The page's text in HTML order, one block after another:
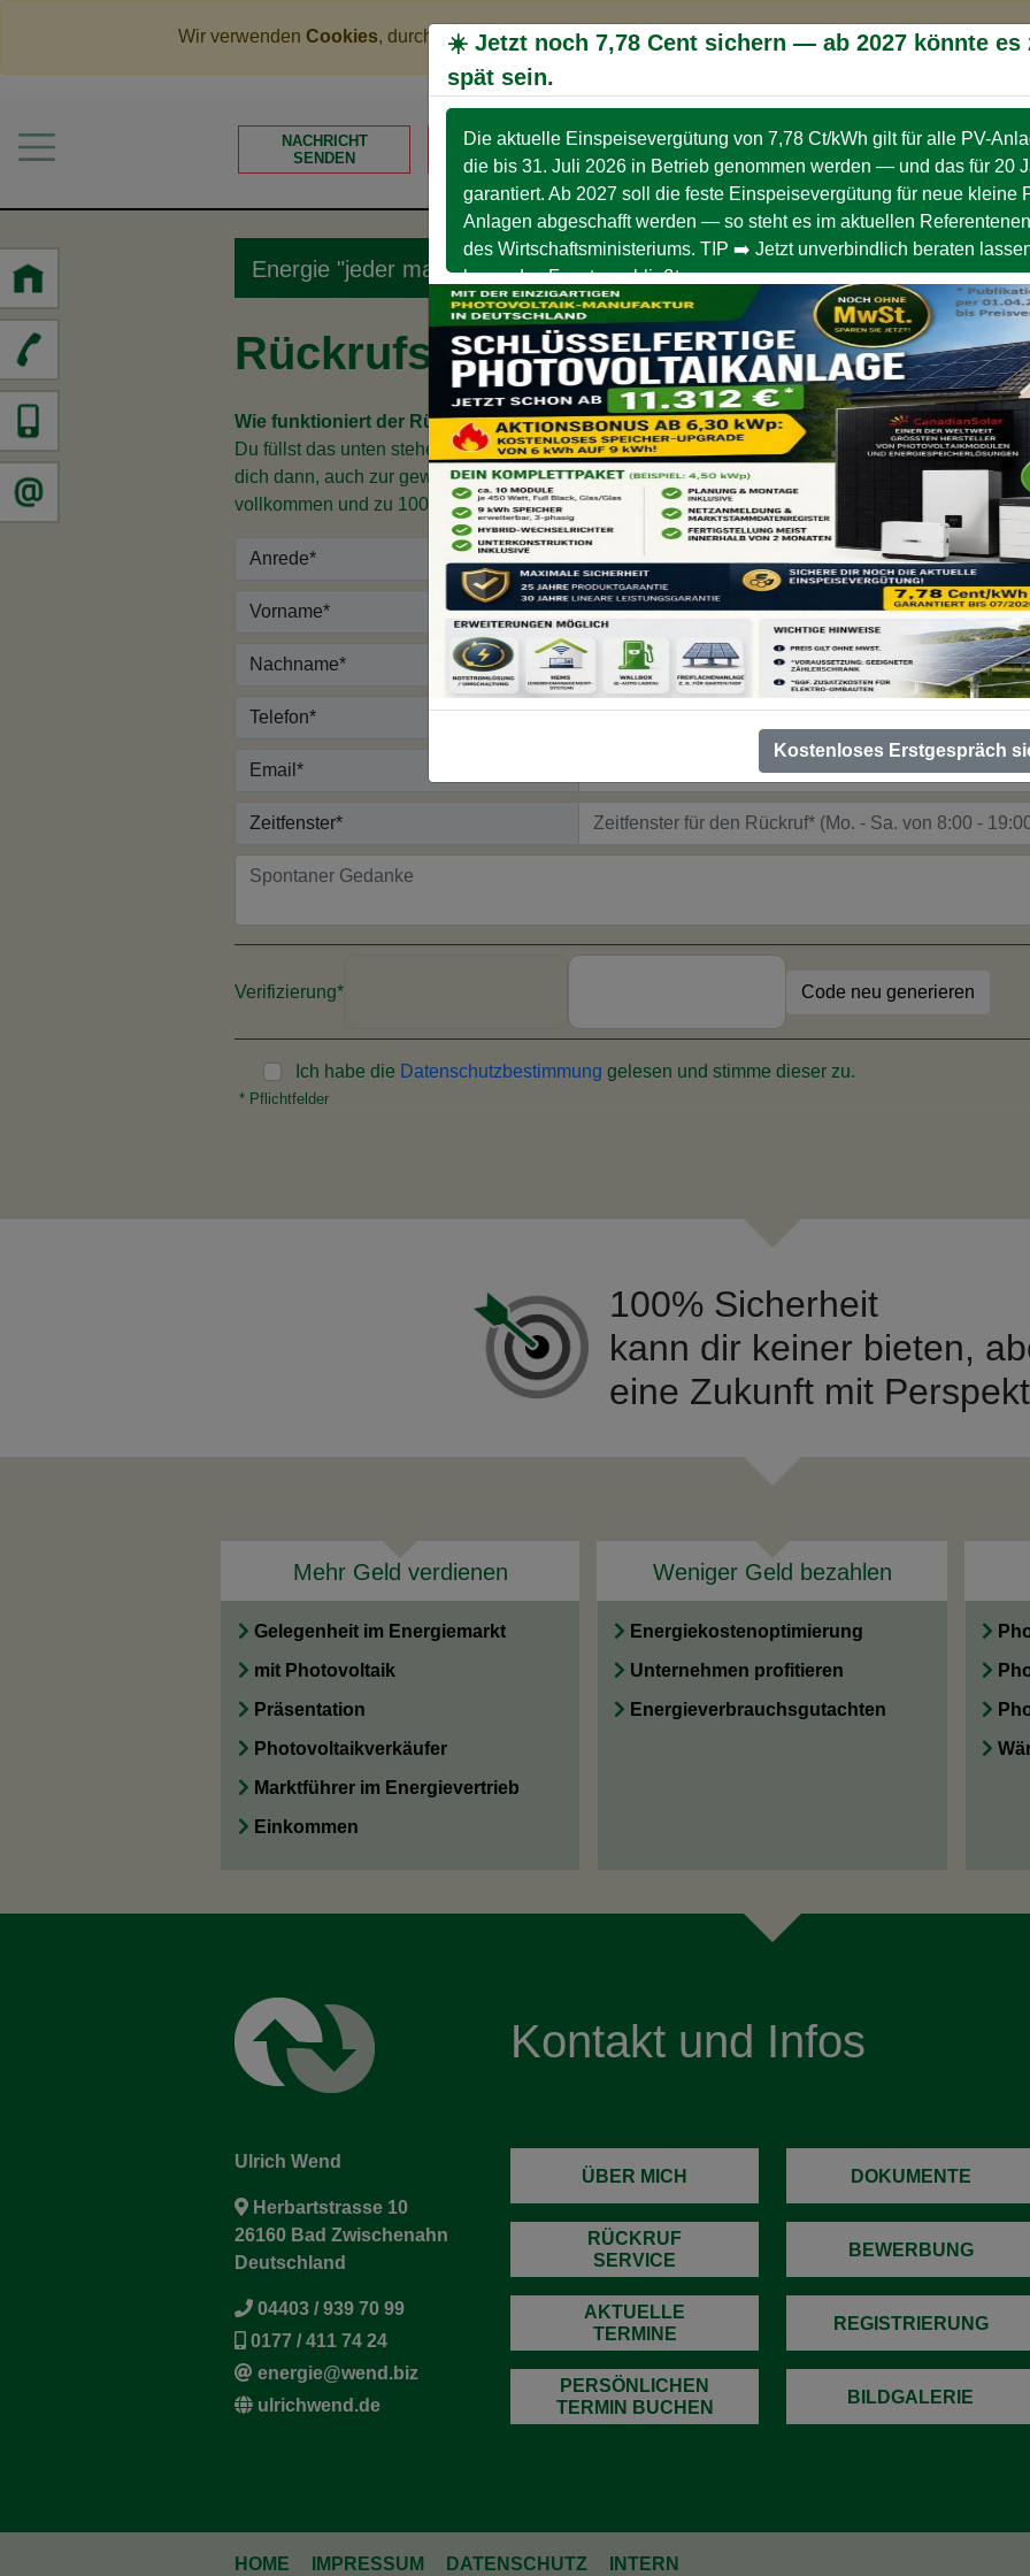
Wir verwenden Cookies, durch die weitere Nutzung der Webseite stimmen Sie der Verwendung von
☀️ Jetzt noch 7,78 Cent sichern — ab 2027 könnte es
spät sein.
Die aktuelle Einspeisevergütung von 7,78 Ct/kWh gilt für alle PV-
die bis 31. Juli 2026 in Betrieb genommen werden — und das für 20
garantiert. Ab 2027 soll die feste Einspeisevergütung für neue kleine
Anlagen abgeschafft werden — so steht es im aktuellen
des Wirtschaftsministeriums. TIP ➡️ Jetzt unverbindlich beraten
bevor das Fenster schließt.
Kostenloses Erstgespräch
NACHRICHT
SENDEN
TERMIN
BUCHEN
AKTUELLE
TERMINE
Mehr Geld verdienen
Meine Angebote
Energie "jeder machts" - Reduzierung | Produktion | Optimierung -
Rückrufservice
Wie funktioniert der Rückrufservice?
Du füllst das unten stehende Formular aus und schilderst kurz dein Anliegen. Gib bitte eine
dich dann, auch zur gewünschten Zeit, anrufen kann. Denn ich möchte, dass du zufrieden bist.
vollkommen und zu 100% kostenlos!
Anrede*
Vorname*
Nachname*
Telefon*
Email*
Zeitfenster*
Verifizierung*
Ich habe die Datenschutzbestimmung gelesen und stimme dieser zu.
* Pflichtfelder
100% Sicherheit
kann dir keiner bieten,
eine Zukunft mit
Mehr Geld verdienen
Gelegenheit im Energiemarkt
mit Photovoltaik
Präsentation
Photovoltaikverkäufer
Marktführer im Energievertrieb
Einkommen
Weniger Geld bezahlen
Energiekostenoptimierung
Unternehmen profitieren
Energieverbrauchsgutachten
Kontakt und Infos
Ulrich Wend
Herbartstrasse 10
26160 Bad Zwischenahn
Deutschland
04403 / 939 70 99
0177 / 411 74 24
energie@wend.biz
ulrichwend.de
ÜBER MICH
RÜCKRUF
SERVICE
AKTUELLE
TERMINE
PERSÖNLICHEN
TERMIN BUCHEN
DOKUMENTE
BEWERBUNG
REGISTRIERUNG
BILDGALERIE
HOME IMPRESSUM DATENSCHUTZ INTERN